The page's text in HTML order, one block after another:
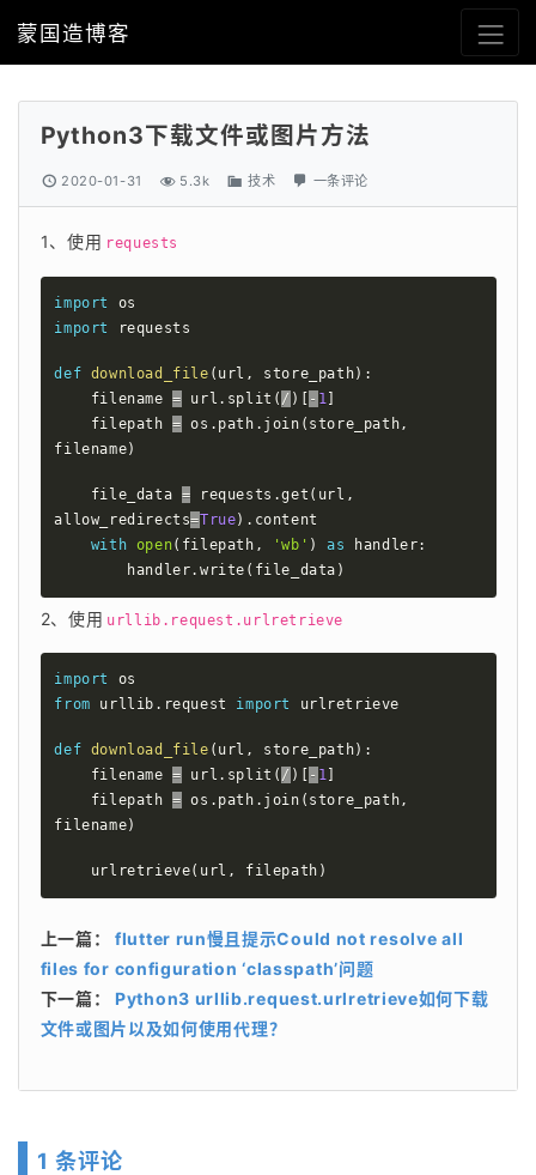
蒙国造博客
Python3下载文件或图片方法
2020-01-31 5.3k 技术 一条评论
1、使用 requests
import
import
requests
def download_file ( url , store_path) :
    filename
= url . split ( / ) [ - 1 ]
    filepath
= os . path . join ( store_path ,
filename)
    file_data
= requests .get ( url ,
allow_redirects=True) . content
with open( filepath , 'wb' ) as handler:
        handler
. write ( file_data )
2、使用 urllib.request.urlretrieve
import
from urllib . request import urlretrieve
def download_file ( url , store_path) :
    filename
= url . split ( / ) - 1
    filepath
= os . path . join ( store_path,
filename)
    urlretrieve
( url , filepath )
上一篇： flutter run慢且提示Could not resolve all
files for configuration ‘classpath’问题
下一篇： Python3 urllib.request.urlretrieve如何下载
文件或图片以及如何使用代理？
1 条评论